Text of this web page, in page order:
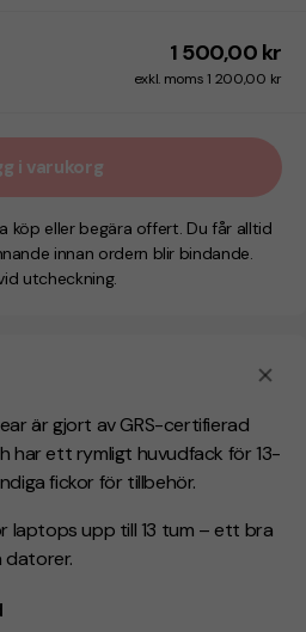
är gjort av GRS-certifierad
har ett rymligt huvudfack för 13-
fickor för tillbehör.
laptops upp till 13 tum – ett bra
datorer.
1 500,00 kr
exkl. moms 1 200,00 kr
i varukorg
köp eller begära offert. Du får alltid
innan ordern blir bindande.
utcheckning.